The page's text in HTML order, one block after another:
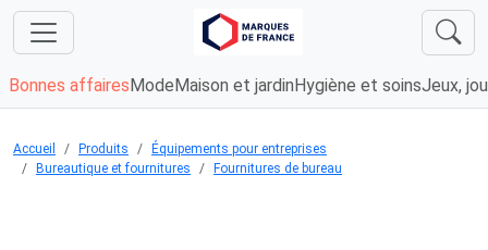
Bonnes affaires Mode Maison et jardin Hygiène et soinsJeux,
Accueil Produits
Équipements pour entreprises
Bureautique et fournitures
Fournitures de bureau